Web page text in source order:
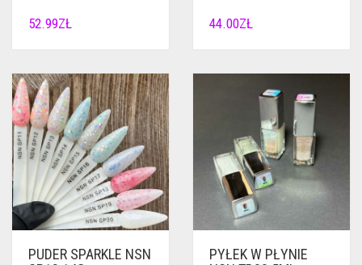
52.99ZŁ 44.00ZŁ
PUDER SPARKLE NSN
PYŁEK W PŁYNIE